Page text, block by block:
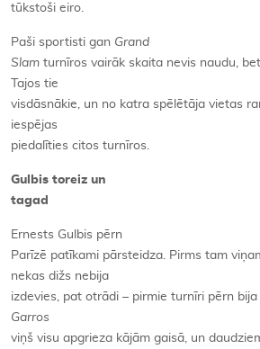
tūkstoši eiro.
Paši sportisti gan Grand
Slam turnīros vairāk skaita nevis naudu,
Tajos tie
visdāsnākie, un no katra spēlētāja vietas
iespējas
piedalīties citos turnīros.
Gulbis toreiz un
tagad
Ernests Gulbis pērn
Parīzē patīkami pārsteidza. Pirms tam
nekas dižs nebija
izdevies, pat otrādi – pirmie turnīri pērn bija
Garros
viņš visu apgrieza kājām gaisā, un